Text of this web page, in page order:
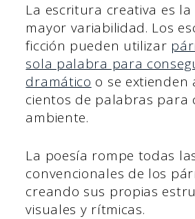
La escritura creativa es
mayor variabilidad. Los
ficción pueden utilizar
sola palabra para
dramático o se extienden
cientos de palabras para
ambiente.
La poesía rompe todas
convencionales de los
creando sus propias
visuales y rítmicas.